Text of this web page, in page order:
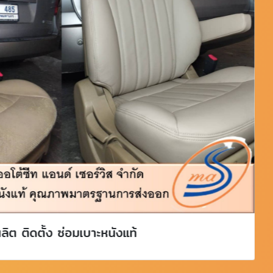
ต ติดตั้ง ซ่อมเบาะหนังแท้